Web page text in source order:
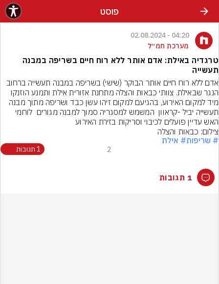
פוסט
04:20 - 02.08.2024
מערכת חמ״ל
טרגדיה באילת: אדם אותר ללא רוח חיים בשריפה במבנה
תעשייה
האש עדיין פועלים לכיבוי וסריקות בזירת האירוע
צילום: כבאות והצלה
# שריפות# אילת
2 1 תגובות
1 תגובות